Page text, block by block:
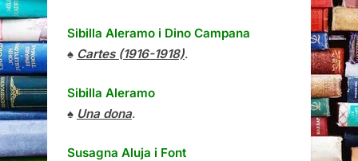
Sibilla Aleramo i Dino Campana
♠ Cartes (1916-1918).
Sibilla Aleramo
♠ Una dona.
Susagna Aluja i Font